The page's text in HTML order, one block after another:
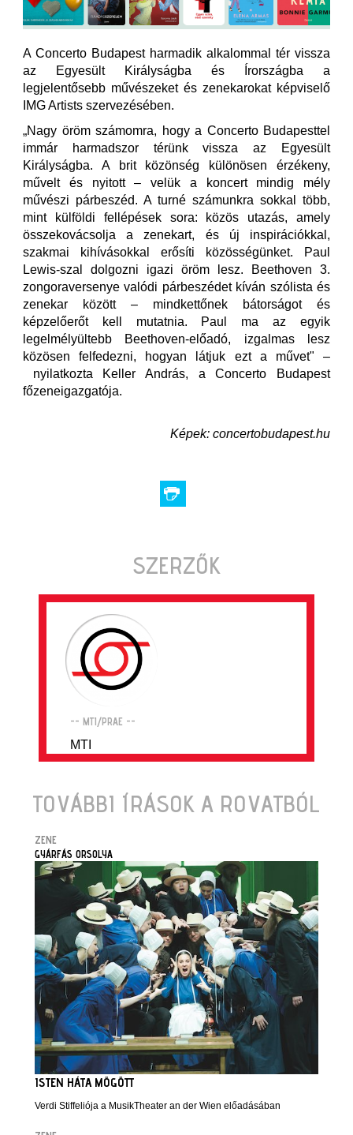
A Concerto Budapest harmadik alkalommal tér vissza
az Egyesült Királyságba és Írországba a
legjelentősebb művészeket és zenekarokat képviselő
IMG Artists szervezésében.
„Nagy öröm számomra, hogy a Concerto Budapesttel
immár harmadszor térünk vissza az Egyesült
Királyságba. A brit közönség különösen érzékeny,
művelt és nyitott – velük a koncert mindig mély
művészi párbeszéd. A turné számunkra sokkal több,
mint külföldi fellépések sora: közös utazás, amely
összekovácsolja a zenekart, és új inspirációkkal,
szakmai kihívásokkal erősíti közösségünket. Paul
Lewis-szal dolgozni igazi öröm lesz. Beethoven 3.
zongoraversenye valódi párbeszédet kíván szólista és
zenekar között – mindkettőnek bátorságot és
képzelőerőt kell mutatnia. Paul ma az egyik
legelmélyültebb Beethoven-előadó, izgalmas lesz
közösen felfedezni, hogyan látjuk ezt a művet" –
nyilatkozta Keller András, a Concerto Budapest
főzeneigazgatója.
Képek: concertobudapest.hu
SZERZŐK
-- MTI/PRAE --
MTI
TOVÁBBI ÍRÁSOK A ROVATBÓL
ZENE
GYÁRFÁS ORSOLYA
ISTEN HÁTA MÖGÖTT
Verdi Stiffeliója a MusikTheater an der Wien előadásában